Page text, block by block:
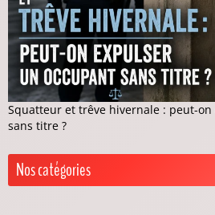
Squatteur et trêve hivernale : peut-
sans titre ?
Nos catégories